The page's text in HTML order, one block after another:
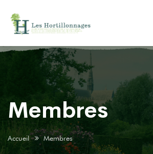
Membres
Accueil Membres